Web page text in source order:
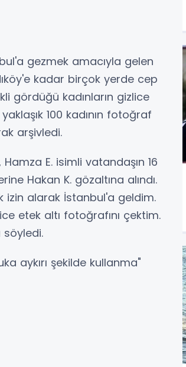
gezmek amacıyla gelen
kadar birçok yerde cep
gördüğü kadınların gizlice
100 kadının fotoğraf
arşivledi.
E. isimli vatandaşın 16
Hakan K. gözaltına alındı.
izin alarak İstanbul'a geldim.
etek altı fotoğrafını çektim.
söyledi.
aykırı şekilde kullanma"